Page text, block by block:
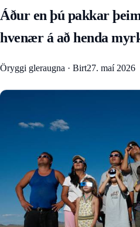
Áður en þú pakkar
hvenær á að henda
Öryggi gleraugna · Birt27. maí 2026